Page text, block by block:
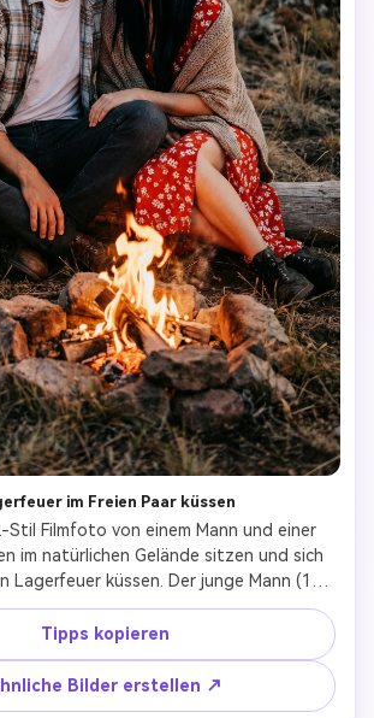
im Freien Paar küssen
Stil Filmfoto von einem Mann und einer
im natürlichen Gelände sitzen und sich
Lagerfeuer küssen. Der junge Mann (172
Körper, Gesichtsform und Frisur
Referentin, schwarze Haare) trug ein
einem hellen karierten Hemd und einer
junge Frau (schlank, mit langen, glatten
und Brille) trug ein rot-weißes
Tipps kopieren
Bilder erstellen ↗